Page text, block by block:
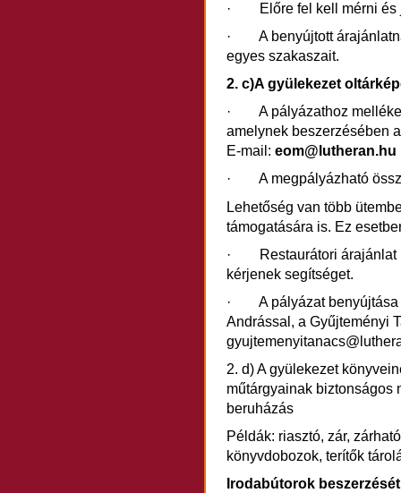
· Előre fel kell mérni és
· A benyújtott
egyes szakaszait.
2. c)A gyülekezet
· A pályázathoz
amelynek beszerzésében
E-mail:eom@lutheran.hu
· A megpályázható
Lehetőség van több
támogatására is. Ez
· Restaurátori árajánlat
kérjenek segítséget.
· A pályázat benyújtása
Andrással, a Gyűjteményi
2. d) A gyülekezet
műtárgyainak biztonságos
beruházás
Példák: riasztó, zár,
könyvdobozok, terítők
Irodabútorok